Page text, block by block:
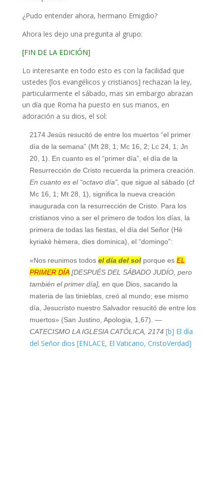
¿Pudo entender ahora, hermano Emigdio?
Ahora les dejo una pregunta al grupo:
[FIN DE LA EDICIÓN]
Lo interesante en todo esto es con la facilidad que
ustedes [los evangélicos y cristianos] rechazan la ley,
particularmente el sábado, mas sin embargo abrazan
un día que Roma ha puesto en sus manos, en
adoración a su dios, el sol:
2174 Jesús resucitó de entre los muertos “el primer
día de la semana” (Mt 28, 1; Mc 16, 2; Lc 24, 1; Jn
20, 1). En cuanto es el “primer día”, el día de la
Resurrección de Cristo recuerda la primera creación.
En cuanto es el “octavo día”, que sigue al sábado (cf
Mc 16, 1; Mt 28, 1), significa la nueva creación
inaugurada con la resurrección de Cristo. Para los
cristianos vino a ser el primero de todos los días, la
primera de todas las fiestas, el día del Señor (Hè
kyriakè hèmera, dies dominica), el “domingo”:
«Nos reunimos todos el día del solporque es EL
PRIMER DÍA [DESPUÉS DEL SÁBADO JUDÍO, pero
también el primer día], en que Dios, sacando la
materia de las tinieblas, creó al mundo; ese mismo
día, Jesucristo nuestro Salvador resucitó de entre los
muertos» (San Justino, Apologia, 1,67). —
CATECISMO LA IGLESIA CATÓLICA, 2174 [b] El día
del Señor dios [ENLACE, El Vaticano, CristoVerdad]